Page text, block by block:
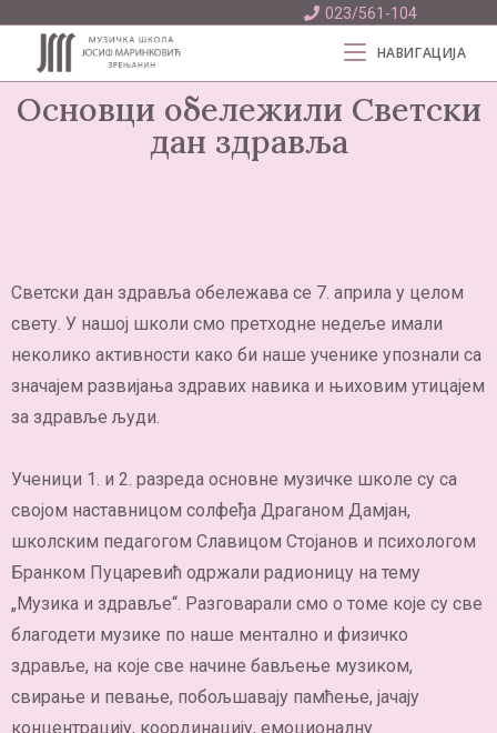
023/561-104
НАВИГАЦИЈА
Основци обележили Светски
дан здравља
Светски дан здравља обележава се 7. априла у целом
свету. У нашој школи смо претходне недеље имали
неколико активности како би наше ученике упознали са
значајем развијања здравих навика и њиховим утицајем
за здравље људи.
Ученици 1. и 2. разреда основне музичке школе су са
својом наставницом солфеђа Драганом Дамјан,
школским педагогом Славицом Стојанов и психологом
Бранком Пуцаревић одржали радионицу на тему
„Музика и здравље“. Разговарали смо о томе које су све
благодети музике по наше ментално и физичко
здравље, на које све начине бављење музиком,
свирање и певање, побољшавају памћење, јачају
концентрацију, координацију, емоционалну